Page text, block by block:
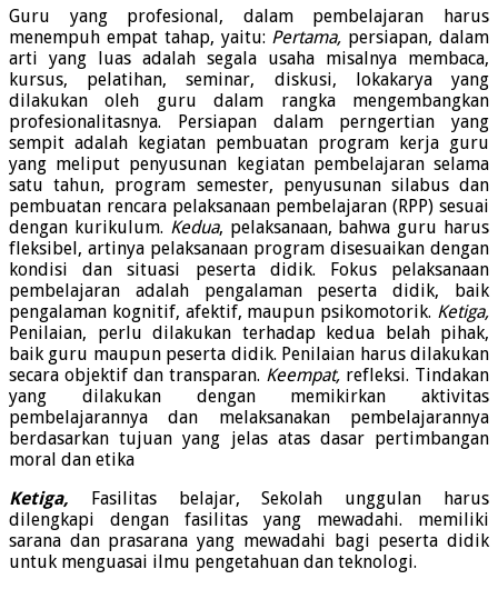
Guru yang profesional, dalam pembelajaran harus
menempuh empat tahap, yaitu: Pertama, persiapan, dalam
arti yang luas adalah segala usaha misalnya membaca,
kursus, pelatihan, seminar, diskusi, lokakarya yang
dilakukan oleh guru dalam rangka mengembangkan
profesionalitasnya. Persiapan dalam perngertian yang
sempit adalah kegiatan pembuatan program kerja guru
yang meliput penyusunan kegiatan pembelajaran selama
satu tahun, program semester, penyusunan silabus dan
pembuatan rencara pelaksanaan pembelajaran (RPP) sesuai
dengan kurikulum. Kedua, pelaksanaan, bahwa guru harus
fleksibel, artinya pelaksanaan program disesuaikan dengan
kondisi dan situasi peserta didik. Fokus pelaksanaan
pembelajaran adalah pengalaman peserta didik, baik
pengalaman kognitif, afektif, maupun psikomotorik. Ketiga,
Penilaian, perlu dilakukan terhadap kedua belah pihak,
baik guru maupun peserta didik. Penilaian harus dilakukan
secara objektif dan transparan. Keempat, refleksi. Tindakan
yang dilakukan dengan memikirkan aktivitas
pembelajarannya dan melaksanakan pembelajarannya
berdasarkan tujuan yang jelas atas dasar pertimbangan
moral dan etika
Ketiga,
Fasilitas belajar, Sekolah unggulan harus
dilengkapi dengan fasilitas yang mewadahi. memiliki
sarana dan prasarana yang mewadahi bagi peserta didik
untuk menguasai ilmu pengetahuan dan teknologi.